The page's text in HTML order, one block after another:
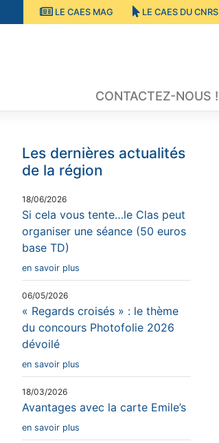
LE CAES MAG LE CAES DU CNRS
CONTACTEZ-NOUS !
Les dernières actualités
de la région
18/06/2026
Si cela vous tente…le Clas peut
organiser une séance (50 euros
base TD)
en savoir plus
06/05/2026
« Regards croisés » : le thème
du concours Photofolie 2026
dévoilé
en savoir plus
18/03/2026
Avantages avec la carte Emile’s
en savoir plus